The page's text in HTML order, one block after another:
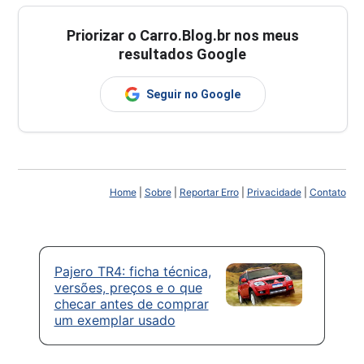
Priorizar o Carro.Blog.br nos meus
resultados Google
Seguir no Google
Home| Sobre| Reportar Erro| Privacidade| Contato
Pajero TR4: ficha técnica,
versões, preços e o que
checar antes de comprar
um exemplar usado